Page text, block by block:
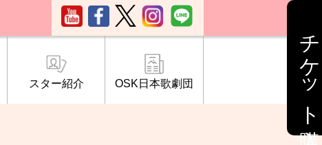
チケット購入
スター紹介 OSK日本歌劇団